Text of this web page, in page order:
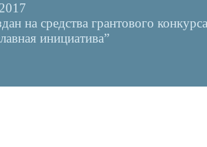
на средства грантового конкурса
инициатива”